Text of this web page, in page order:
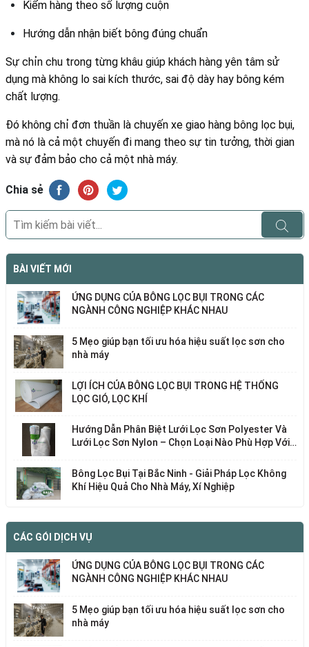
Kiểm hàng theo số lượng cuộn
Hướng dẫn nhận biết bông đúng chuẩn
Sự chỉn chu trong từng khâu giúp khách hàng yên tâm sử
dụng mà không lo sai kích thước, sai độ dày hay bông kém
chất lượng.
Đó không chỉ đơn thuần là chuyến xe giao hàng bông lọc bụi,
mà nó là cả một chuyến đi mang theo sự tin tưởng, thời gian
và sự đảm bảo cho cả một nhà máy.
Chia sẻ
BÀI VIẾT MỚI
ỨNG DỤNG CỦA BÔNG LỌC BỤI TRONG CÁC
NGÀNH CÔNG NGHIỆP KHÁC NHAU
5 Mẹo giúp bạn tối ưu hóa hiệu suất lọc sơn cho
nhà máy
LỢI ÍCH CỦA BÔNG LỌC BỤI TRONG HỆ THỐNG
LỌC GIÓ, LỌC KHÍ
Hướng Dẫn Phân Biệt Lưới Lọc Sơn Polyester Và
Lưới Lọc Sơn Nylon – Chọn Loại Nào Phù Hợp Với
Bông Lọc Bụi Tại Bắc Ninh - Giải Pháp Lọc Không
Khí Hiệu Quả Cho Nhà Máy, Xí Nghiệp
CÁC GÓI DỊCH VỤ
ỨNG DỤNG CỦA BÔNG LỌC BỤI TRONG CÁC
NGÀNH CÔNG NGHIỆP KHÁC NHAU
5 Mẹo giúp bạn tối ưu hóa hiệu suất lọc sơn cho
nhà máy